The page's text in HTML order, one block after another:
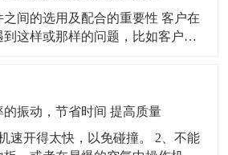
间的选用及配合的重要性 客户在
这样或那样的问题，比如客户研
。 例如，一个生产箱包五金的客
金压铸件，他使用棕刚玉研磨
振动，节省时间 提高质量
速开得太快，以免碰撞。 2、不能